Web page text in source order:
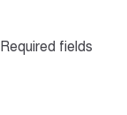
Required fields